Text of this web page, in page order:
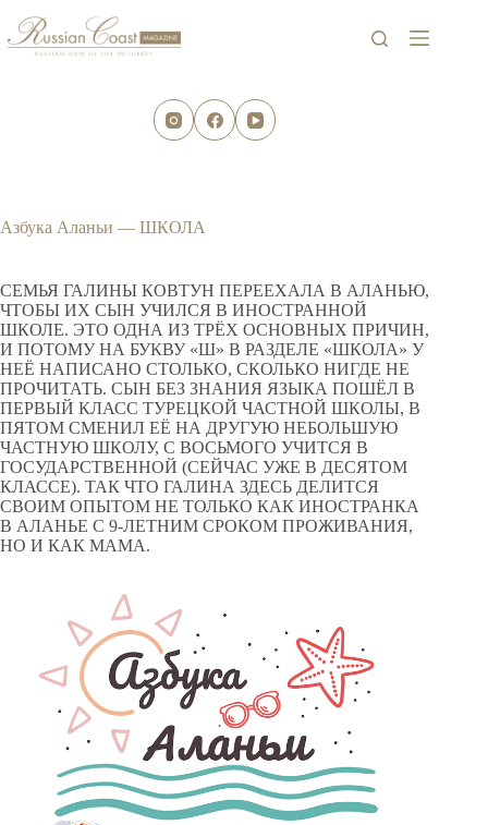
сути
Азбука Аланьи — ШКОЛА
СЕМЬЯ ГАЛИНЫ КОВТУН ПЕРЕЕХАЛА В АЛАНЬЮ,
ЧТОБЫ ИХ СЫН УЧИЛСЯ В ИНОСТРАННОЙ
ШКОЛЕ. ЭТО ОДНА ИЗ ТРЁХ ОСНОВНЫХ ПРИЧИН,
И ПОТОМУ НА БУКВУ «Ш» В РАЗДЕЛЕ «ШКОЛА» У
НЕЁ НАПИСАНО СТОЛЬКО, СКОЛЬКО НИГДЕ НЕ
ПРОЧИТАТЬ. СЫН БЕЗ ЗНАНИЯ ЯЗЫКА ПОШЁЛ В
ПЕРВЫЙ КЛАСС ТУРЕЦКОЙ ЧАСТНОЙ ШКОЛЫ, В
ПЯТОМ СМЕНИЛ ЕЁ НА ДРУГУЮ НЕБОЛЬШУЮ
ЧАСТНУЮ ШКОЛУ, С ВОСЬМОГО УЧИТСЯ В
ГОСУДАРСТВЕННОЙ (СЕЙЧАС УЖЕ В ДЕСЯТОМ
КЛАССЕ). ТАК ЧТО ГАЛИНА ЗДЕСЬ ДЕЛИТСЯ
СВОИМ ОПЫТОМ НЕ ТОЛЬКО КАК ИНОСТРАНКА
В АЛАНЬЕ С 9-ЛЕТНИМ СРОКОМ ПРОЖИВАНИЯ,
НО И КАК МАМА.